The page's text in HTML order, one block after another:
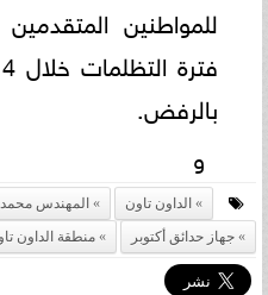
للمواطنين
بالرفض.
و
الداون تاون المهندس محمد
جهاز حدائق أكتوبر
منطقة الداون